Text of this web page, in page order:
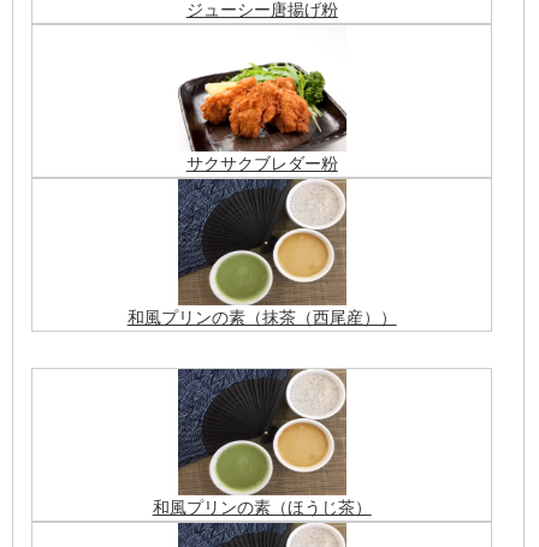
ジューシー唐揚げ粉
サクサクブレダー粉
和風プリンの素（抹茶（西尾産））
和風プリンの素（ほうじ茶）